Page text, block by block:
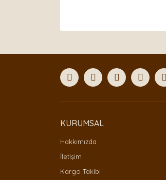
Ürün açıklamasında eksik
Bu ürüne benzer farklı
KURUMSAL
Hakkımızda
İletişim
Kargo Takibi